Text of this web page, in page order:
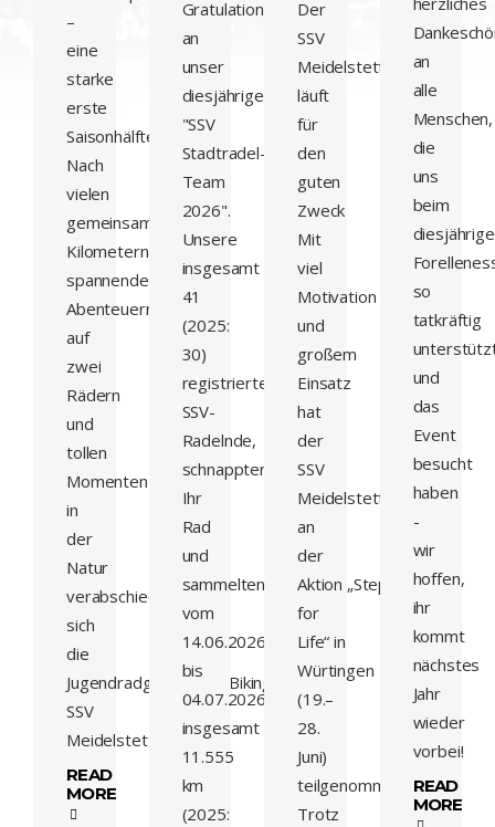
–
eine
starke
erste
Saisonhälfte.
Nach
vielen
gemeinsamen
Kilometern,
spannenden
Abenteuern
auf
zwei
Rädern
und
tollen
Momenten
in
der
Natur
verabschiedet
sich
die
Jugendradgruppe Fit4Biking des
SSV
Meidelstetten
READ
MORE
Gratulation
an
unser
diesjähriges
"SSV
Stadtradel-
Team
2026".
Unsere
insgesamt
41
(2025:
30)
registrierten
SSV-
Radelnde,
schnappten
Ihr
Rad
und
sammelten
vom
14.06.2026
bis
04.07.2026
insgesamt
11.555
km
(2025:
Der
SSV
Meidelstetten
läuft
für
den
guten
Zweck
Mit
viel
Motivation
und
großem
Einsatz
hat
der
SSV
Meidelstetten
an
der
Aktion „Steps
for
Life“ in
Würtingen
(19.–
28.
Juni)
teilgenommen.
Trotz
an
alle
Menschen,
die
uns
beim
so
tatkräftig
und
das
Event
besucht
haben
-
wir
hoffen,
ihr
kommt
nächstes
Jahr
wieder
vorbei!
READ
MORE